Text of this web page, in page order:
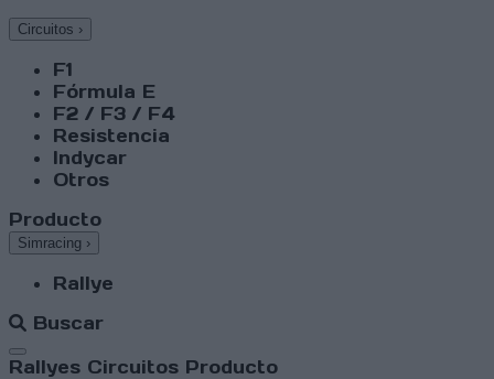
Circuitos ›
F1
Fórmula E
F2 / F3 / F4
Resistencia
Indycar
Otros
Producto
Simracing ›
Rallye
Buscar
Abrir menú
Rallyes Circuitos Producto